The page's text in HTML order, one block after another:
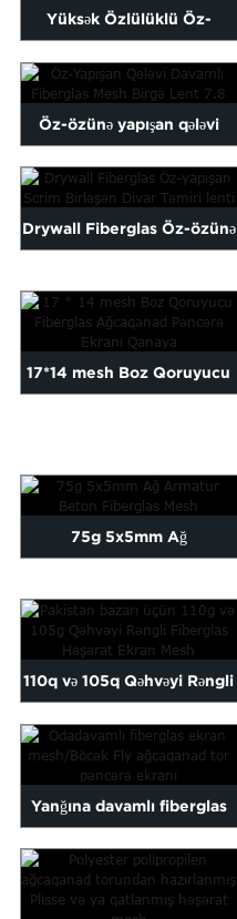
Yüksək Özlülüklü Öz-
Yapışan Akril Fiberglas...
Öz-özünə yapışan qələvi
davamlı fiberglas mesh ...
Drywall Fiberglas Öz-özünə
17*14 mesh Boz Qoruyucu
75g 5x5mm Ağ
110q və 105q Qəhvəyi Rəngli
Fiberglas Həşərat Scr...
Yanğına davamlı fiberglas
ekran mesh/Insect Fly
Mos...